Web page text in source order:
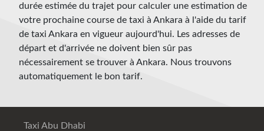
durée estimée du trajet pour calculer une estimation de
votre prochaine course de taxi à Ankara à l'aide du tarif
de taxi Ankara en vigueur aujourd'hui. Les adresses de
départ et d'arrivée ne doivent bien sûr pas
nécessairement se trouver à Ankara. Nous trouvons
automatiquement le bon tarif.
Taxi Abu Dhabi